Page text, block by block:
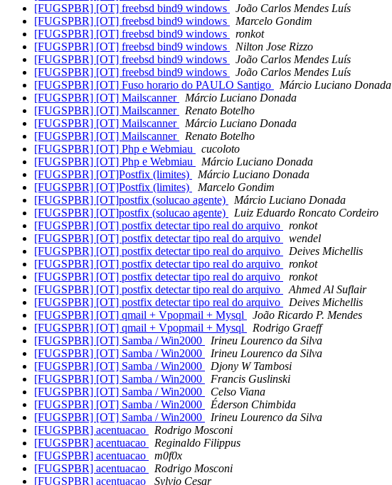
[FUGSPBR] [OT] freebsd bind9 windows
João Carlos Mendes Luís
[FUGSPBR] [OT] freebsd bind9 windows
Marcelo Gondim
[FUGSPBR] [OT] freebsd bind9 windows
ronkot
[FUGSPBR] [OT] freebsd bind9 windows
Nilton Jose Rizzo
[FUGSPBR] [OT] freebsd bind9 windows
João Carlos Mendes Luís
[FUGSPBR] [OT] freebsd bind9 windows
João Carlos Mendes Luís
[FUGSPBR] [OT] Fuso horario do PAULO Santigo
Márcio Luciano Donada
[FUGSPBR] [OT] Mailscanner
Márcio Luciano Donada
[FUGSPBR] [OT] Mailscanner
Renato Botelho
[FUGSPBR] [OT] Mailscanner
Márcio Luciano Donada
[FUGSPBR] [OT] Mailscanner
Renato Botelho
[FUGSPBR] [OT] Php e Webmiau
cucoloto
[FUGSPBR] [OT] Php e Webmiau
Márcio Luciano Donada
[FUGSPBR] [OT]Postfix (limites)
Márcio Luciano Donada
[FUGSPBR] [OT]Postfix (limites)
Marcelo Gondim
[FUGSPBR] [OT]postfix (solucao agente)
Márcio Luciano Donada
[FUGSPBR] [OT]postfix (solucao agente)
Luiz Eduardo Roncato Cordeiro
[FUGSPBR] [OT] postfix detectar tipo real do arquivo
ronkot
[FUGSPBR] [OT] postfix detectar tipo real do arquivo
wendel
[FUGSPBR] [OT] postfix detectar tipo real do arquivo
Deives Michellis
[FUGSPBR] [OT] postfix detectar tipo real do arquivo
ronkot
[FUGSPBR] [OT] postfix detectar tipo real do arquivo
ronkot
[FUGSPBR] [OT] postfix detectar tipo real do arquivo
Ahmed Al Suflair
[FUGSPBR] [OT] postfix detectar tipo real do arquivo
Deives Michellis
[FUGSPBR] [OT] qmail + Vpopmail + Mysql
João Ricardo P. Mendes
[FUGSPBR] [OT] qmail + Vpopmail + Mysql
Rodrigo Graeff
[FUGSPBR] [OT] Samba / Win2000
Irineu Lourenco da Silva
[FUGSPBR] [OT] Samba / Win2000
Irineu Lourenco da Silva
[FUGSPBR] [OT] Samba / Win2000
Djony W Tambosi
[FUGSPBR] [OT] Samba / Win2000
Francis Guslinski
[FUGSPBR] [OT] Samba / Win2000
Celso Viana
[FUGSPBR] [OT] Samba / Win2000
Éderson Chimbida
[FUGSPBR] [OT] Samba / Win2000
Irineu Lourenco da Silva
[FUGSPBR] acentuacao
Rodrigo Mosconi
[FUGSPBR] acentuacao
Reginaldo Filippus
[FUGSPBR] acentuacao
m0f0x
[FUGSPBR] acentuacao
Rodrigo Mosconi
[FUGSPBR] acentuacao
Sylvio Cesar